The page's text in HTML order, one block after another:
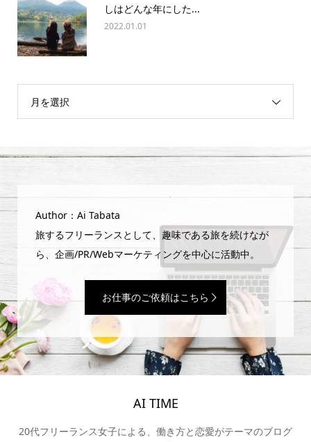
しはどんな年にした...
2022.01.01
月を選択
Author：Ai Tabata
旅するフリーランスとして、趣味である旅を続けなが
ら、企画/PR/Webマーケティングを中心に活動中。
お仕事のご依頼はこちら
AI TIME
20代フリーランス女子による、働き方と恋愛がテーマのブログ